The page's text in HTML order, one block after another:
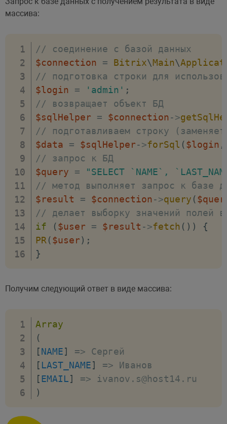
'login' => 'bitrix4', // имя
'password'
) ,
)
'readonly'
),
/*..*/
)
массива:
// соединение с базой данных
$connection
= Bitrix\Main\
// подготовка строки для
$login
= 'admin' ;
// возвращает объект БД
$sqlHelper
= $connection->
// подготавливаем строку
$data
= $sqlHelper->forSql ($login ,
// запрос к БД
$query
=
"SELECT `NAME`,
// метод выполняет запрос к базе
$result
= $connection->query (
// делает выборку значений полей в
if
($user = $result ->fetch ( ) )
{
PR ($user) ;
}
Получим следующий ответ в виде массива:
Array
(
[NAME] =>
[ LAST_NAME] =>
[EMAIL] => ivanov . s@host14 .
)